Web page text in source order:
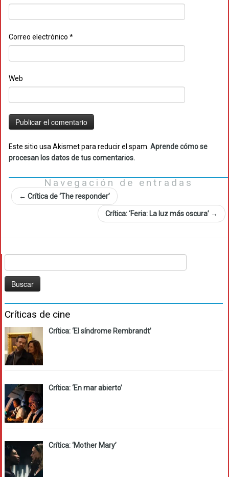
Correo electrónico *
Web
Este sitio usa Akismet para reducir el spam. Aprende cómo se
procesan los datos de tus comentarios.
Navegación de entradas
← Crítica de ‘The responder’
Crítica: ‘Feria: La luz más oscura’ →
Críticas de cine
Crítica: ‘El síndrome Rembrandt’
Crítica: ‘En mar abierto’
Crítica: ‘Mother Mary’